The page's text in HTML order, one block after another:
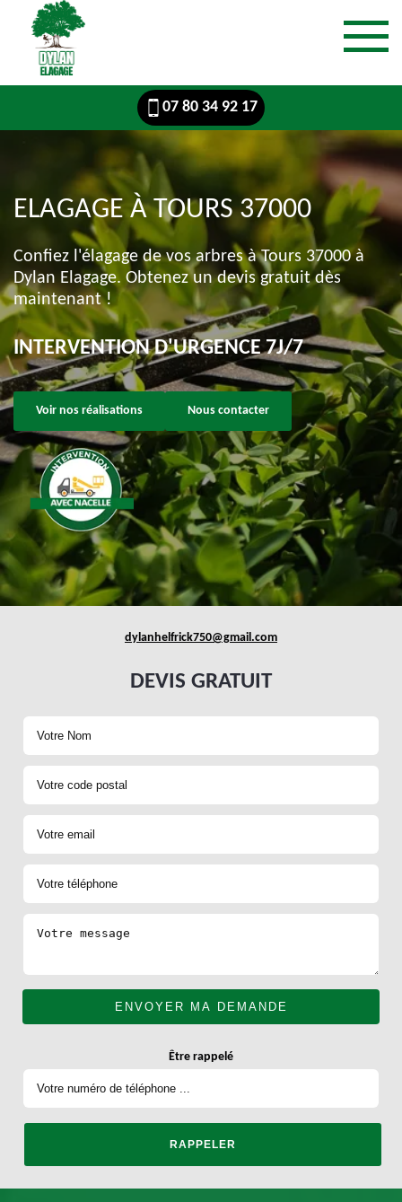
07 80 34 92 17
ELAGAGE À TOURS 37000
Confiez l'élagage de vos arbres à Tours 37000 à
Dylan Elagage. Obtenez un devis gratuit dès
maintenant !
INTERVENTION D'URGENCE 7J/7
Voir nos réalisations Nous contacter
dylanhelfrick750@gmail.com
DEVIS GRATUIT
Être rappelé